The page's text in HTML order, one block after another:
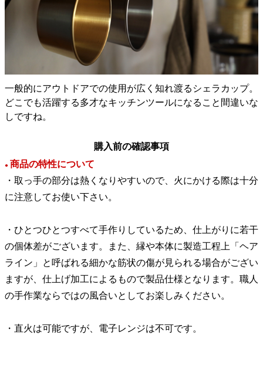
一般的にアウトドアでの使用が広く知れ渡るシェラカップ。
どこでも活躍する多才なキッチンツールになること間違いな
しですね。
購入前の確認事項
● 商品の特性について
・取っ手の部分は熱くなりやすいので、火にかける際は十分
に注意してお使い下さい。
・ひとつひとつすべて手作りしているため、仕上がりに若干
の個体差がございます。また、縁や本体に製造工程上「ヘア
ライン」と呼ばれる細かな筋状の傷が見られる場合がござい
ますが、仕上げ加工によるもので製品仕様となります。職人
の手作業ならではの風合いとしてお楽しみください。
・直火は可能ですが、電子レンジは不可です。